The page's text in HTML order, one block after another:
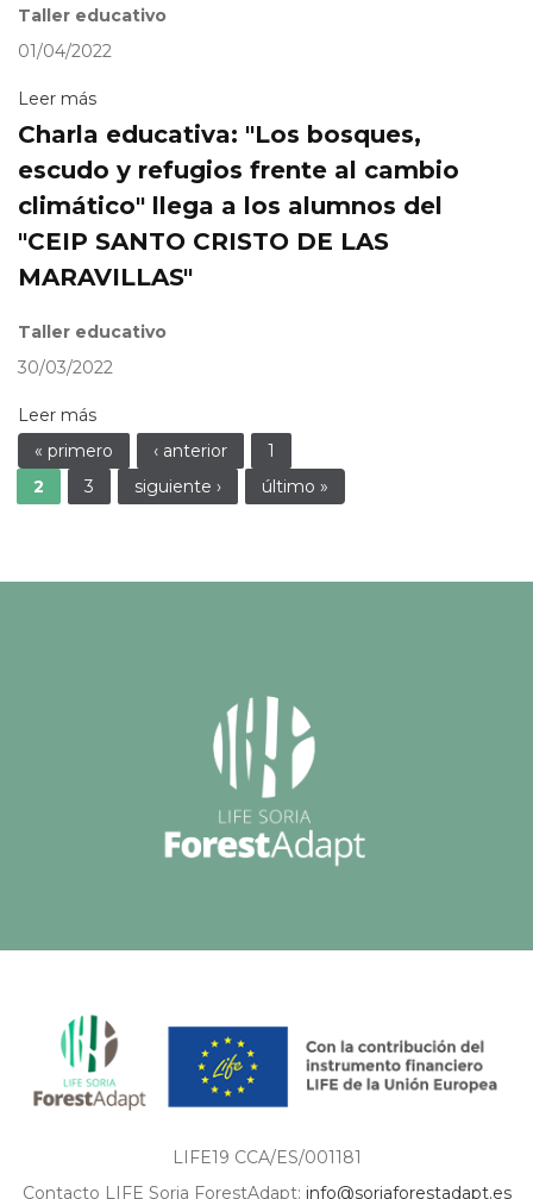
Taller educativo
01/04/2022
Leer más
Charla educativa: "Los bosques,
escudo y refugios frente al cambio
climático" llega a los alumnos del
"CEIP SANTO CRISTO DE LAS
MARAVILLAS"
Taller educativo
30/03/2022
Leer más
Páginas
« primero ‹ anterior
1
2
3 siguiente › último »
LIFE19 CCA/ES/001181
Contacto LIFE Soria ForestAdapt: info@soriaforestadapt.es